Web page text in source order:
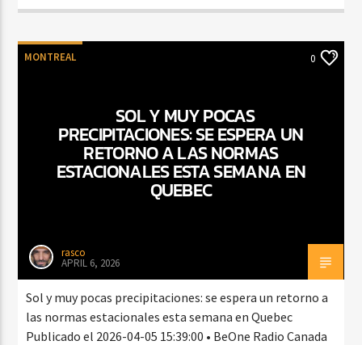
MONTREAL 0
SOL Y MUY POCAS
PRECIPITACIONES: SE ESPERA UN
RETORNO A LAS NORMAS
ESTACIONALES ESTA SEMANA EN
QUEBEC
rasco
APRIL 6, 2026
Sol y muy pocas precipitaciones: se espera un retorno a
las normas estacionales esta semana en Quebec
Publicado el 2026-04-05 15:39:00 • BeOne Radio Canada